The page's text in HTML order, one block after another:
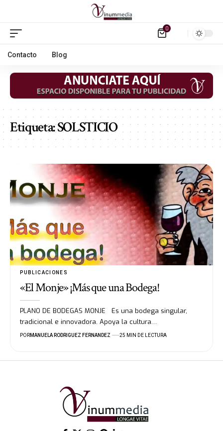
0
Contacto Blog
Etiqueta:SOLSTICIO
PUBLICACIONES
«El Monje» ¡Más que una Bodega!
PLANO DE BODEGAS MONJE Es una bodega singular,
tradicional e innovadora. Apoya la cultura…
PORMANUELA RODRIGUEZ FERNANDEZ 25 MIN DE LECTURA